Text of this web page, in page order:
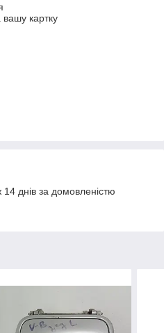
вашу картку
днів за домовленістю